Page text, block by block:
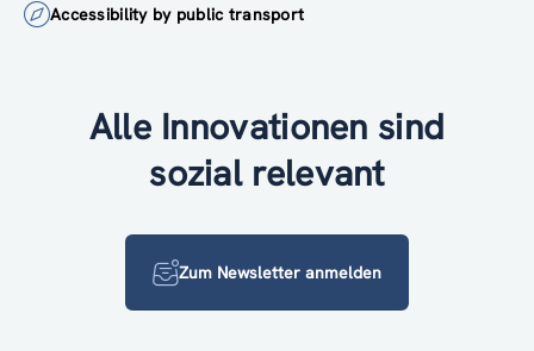
Accessibility by public transport
Alle Innovationen sind
sozial relevant
Zum Newsletter anmelden